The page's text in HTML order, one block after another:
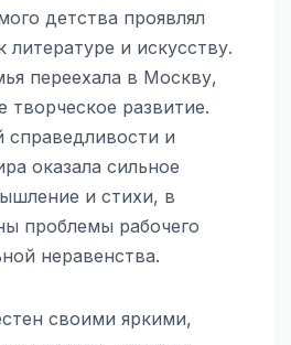
детства проявлял
литературе и искусству.
переехала в Москву,
творческое развитие.
справедливости и
оказала сильное
и стихи, в
проблемы рабочего
неравенства.
своими яркими,